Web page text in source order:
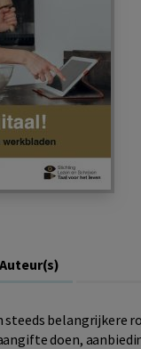
Auteur(s)
belangrijkere
doen,